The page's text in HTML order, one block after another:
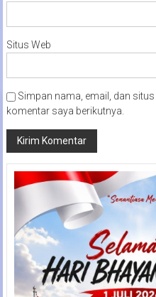
Situs Web
Simpan nama, email, dan
komentar saya berikutnya.